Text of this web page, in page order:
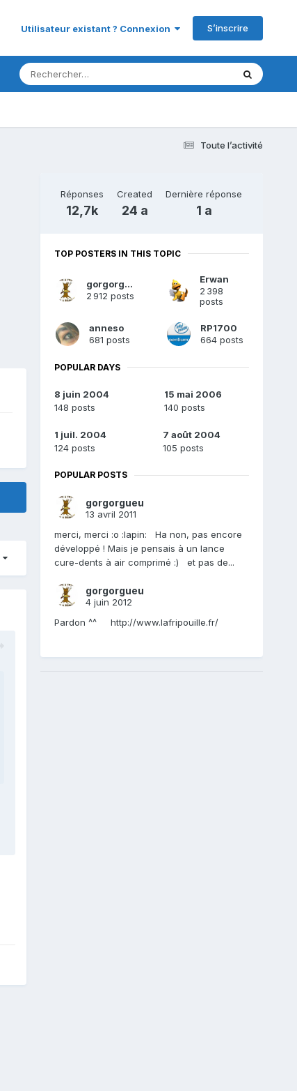
Utilisateur existant ? Connexion S’inscrire
Toute l’activité
Réponses
12,7k
Created
24 a
Dernière réponse
1 a
TOP POSTERS IN THIS TOPIC
gorgorgueu
2 912 posts
Erwan
2 398
posts
anneso
681 posts
RP1700
664 posts
POPULAR DAYS
8 juin 2004
148 posts
15 mai 2006
140 posts
1 juil. 2004
124 posts
7 août 2004
105 posts
POPULAR POSTS
gorgorgueu
13 avril 2011
merci, merci :o :lapin: Ha non, pas encore
développé ! Mais je pensais à un lance
cure-dents à air comprimé :) et pas de...
gorgorgueu
4 juin 2012
Pardon ^^ http://www.lafripouille.fr/